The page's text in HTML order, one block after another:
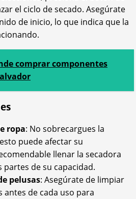
el ciclo de secado. Asegúrate
de inicio, lo que indica que la
comprar componentes
ropa: No sobrecargues la
puede afectar su
llenar la secadora
de su capacidad.
pelusas: Asegúrate de limpiar
antes de cada uso para